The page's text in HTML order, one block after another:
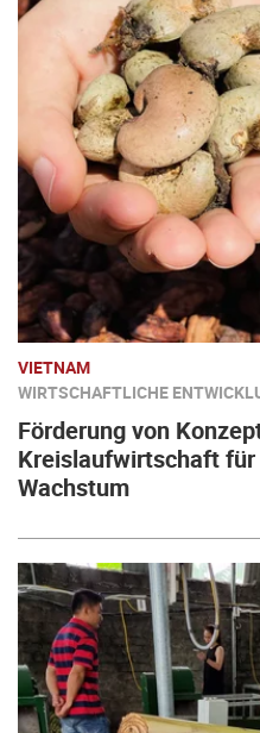
VIETNAM
WIRTSCHAFTLICHE
Förderung von
Kreislaufwirtschaft
Wachstum